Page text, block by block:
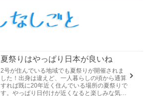
夏祭りはやっぱり日本が良いね
2号が住んでいる地域でも夏祭りが開催されま
した！出身は違えど、一人暮らしの頃から通算
すれば既に20年近く住んでいる場所の夏祭りで
す。やっぱり日付けが近くなると楽しみな気持